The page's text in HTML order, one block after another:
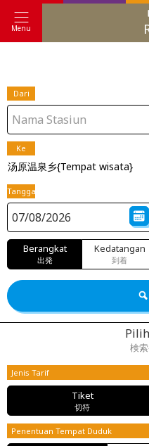
Menu
Dari
Ke
汤原温泉乡{Tempat wisata}
Tanggal
Berangkat
出発
Kedatangan
到着
検
Jenis Tarif
Tiket
切符
Penentuan Tempat Duduk